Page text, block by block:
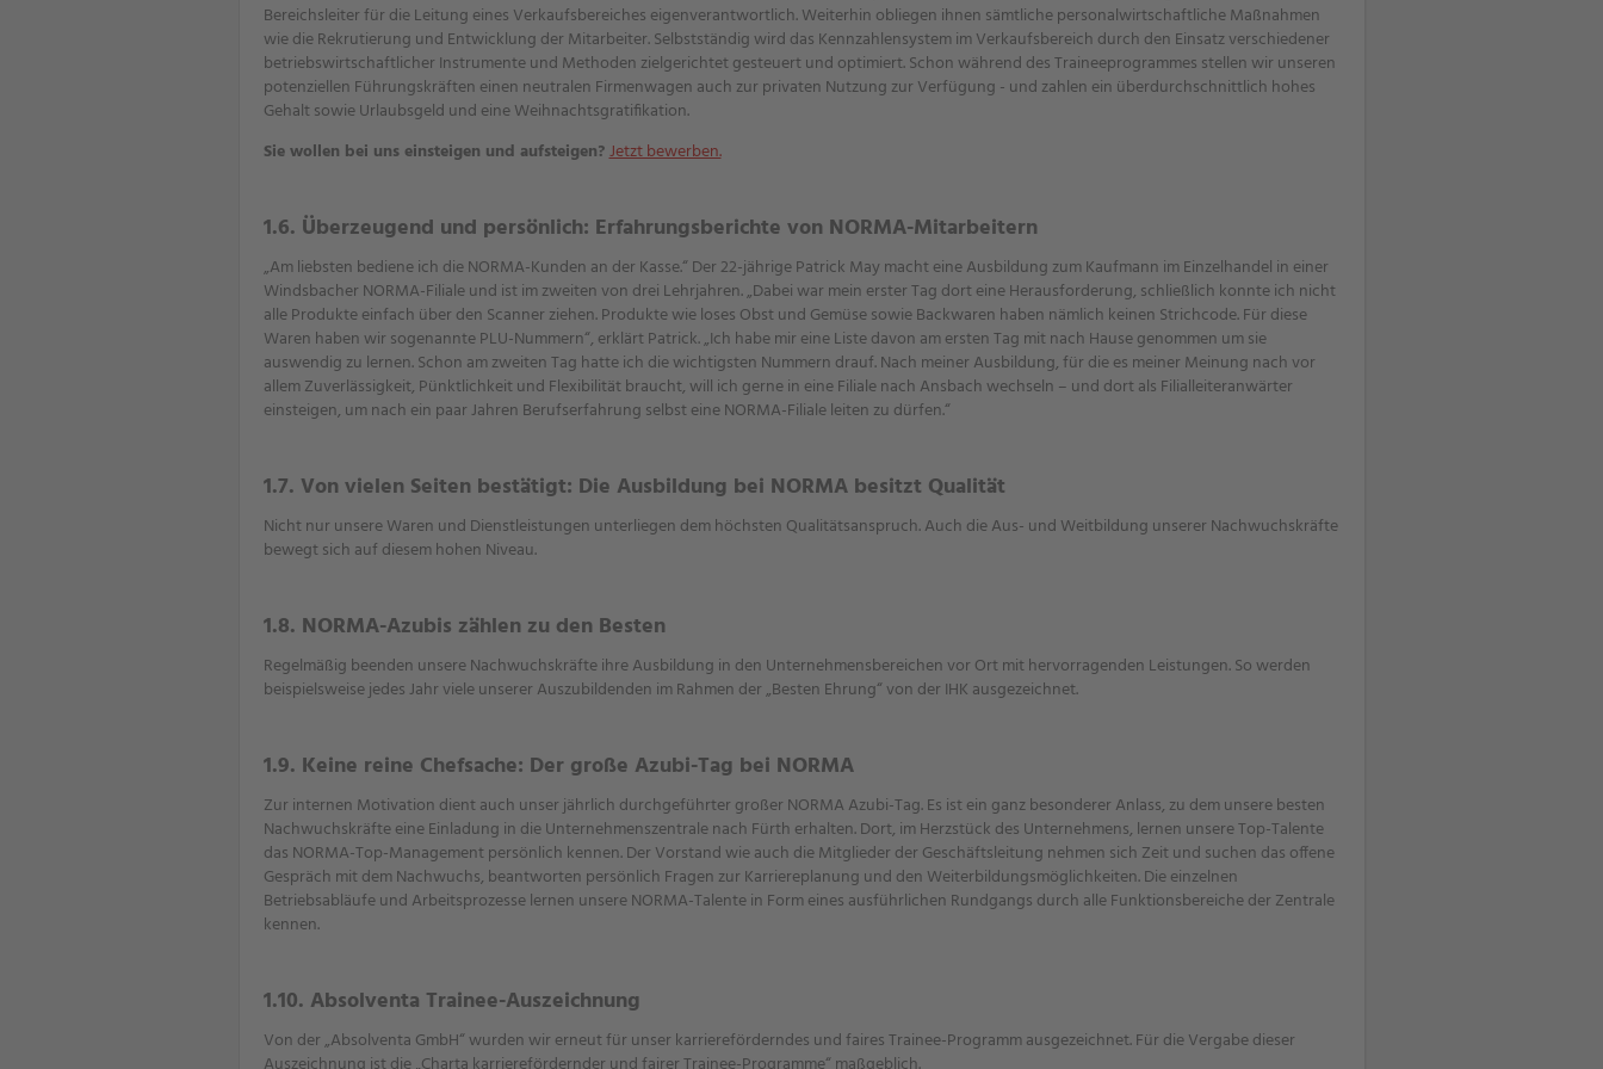
Bereichsleiter für die Leitung eines Verkaufsbereiches eigenverantwortlich. Weiterhin obliegen ihnen sämtliche personalwirtschaftliche Maßnahmen
wie die Rekrutierung und Entwicklung der Mitarbeiter. Selbstständig wird das Kennzahlensystem im Verkaufsbereich durch den Einsatz verschiedener
betriebswirtschaftlicher Instrumente und Methoden zielgerichtet gesteuert und optimiert. Schon während des Traineeprogrammes stellen wir unseren
potenziellen Führungskräften einen neutralen Firmenwagen auch zur privaten Nutzung zur Verfügung - und zahlen ein überdurchschnittlich hohes
Gehalt sowie Urlaubsgeld und eine Weihnachtsgratifikation.
Sie wollen bei uns einsteigen und aufsteigen?Jetzt bewerben.
1.6. Überzeugend und persönlich: Erfahrungsberichte von NORMA-Mitarbeitern
„Am liebsten bediene ich die NORMA-Kunden an der Kasse.“ Der 22-jährige Patrick May macht eine Ausbildung zum Kaufmann im Einzelhandel in einer
Windsbacher NORMA-Filiale und ist im zweiten von drei Lehrjahren. „Dabei war mein erster Tag dort eine Herausforderung, schließlich konnte ich nicht
alle Produkte einfach über den Scanner ziehen. Produkte wie loses Obst und Gemüse sowie Backwaren haben nämlich keinen Strichcode. Für diese
Waren haben wir sogenannte PLU-Nummern“, erklärt Patrick. „Ich habe mir eine Liste davon am ersten Tag mit nach Hause genommen um sie
auswendig zu lernen. Schon am zweiten Tag hatte ich die wichtigsten Nummern drauf. Nach meiner Ausbildung, für die es meiner Meinung nach vor
allem Zuverlässigkeit, Pünktlichkeit und Flexibilität braucht, will ich gerne in eine Filiale nach Ansbach wechseln – und dort als Filialleiteranwärter
einsteigen, um nach ein paar Jahren Berufserfahrung selbst eine NORMA-Filiale leiten zu dürfen.“
1.7. Von vielen Seiten bestätigt: Die Ausbildung bei NORMA besitzt Qualität
Nicht nur unsere Waren und Dienstleistungen unterliegen dem höchsten Qualitätsanspruch. Auch die Aus- und Weitbildung unserer Nachwuchskräfte
bewegt sich auf diesem hohen Niveau.
1.8. NORMA-Azubis zählen zu den Besten
Regelmäßig beenden unsere Nachwuchskräfte ihre Ausbildung in den Unternehmensbereichen vor Ort mit hervorragenden Leistungen. So werden
beispielsweise jedes Jahr viele unserer Auszubildenden im Rahmen der „Besten Ehrung“ von der IHK ausgezeichnet.
1.9. Keine reine Chefsache: Der große Azubi-Tag bei NORMA
Zur internen Motivation dient auch unser jährlich durchgeführter großer NORMA Azubi-Tag. Es ist ein ganz besonderer Anlass, zu dem unsere besten
Nachwuchskräfte eine Einladung in die Unternehmenszentrale nach Fürth erhalten. Dort, im Herzstück des Unternehmens, lernen unsere Top-Talente
das NORMA-Top-Management persönlich kennen. Der Vorstand wie auch die Mitglieder der Geschäftsleitung nehmen sich Zeit und suchen das offene
Gespräch mit dem Nachwuchs, beantworten persönlich Fragen zur Karriereplanung und den Weiterbildungsmöglichkeiten. Die einzelnen
Betriebsabläufe und Arbeitsprozesse lernen unsere NORMA-Talente in Form eines ausführlichen Rundgangs durch alle Funktionsbereiche der Zentrale
kennen.
1.10. Absolventa Trainee-Auszeichnung
Von der „Absolventa GmbH“ wurden wir erneut für unser karriereförderndes und faires Trainee-Programm ausgezeichnet. Für die Vergabe dieser